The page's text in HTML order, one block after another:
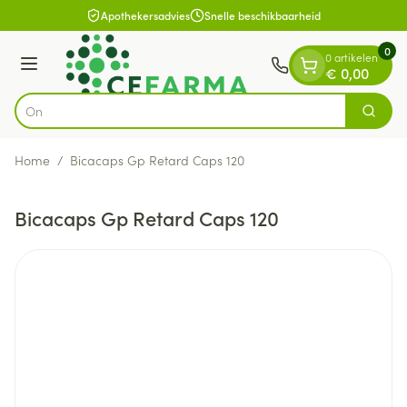
Ga naar de inhoudApothekersadvies Snelle beschikbaarheid
Menu
Product, merk, categorie... Zoek
0 artikelen
€ 0,00
0
Home / Bicacaps Gp Retard Caps 120
Bicacaps Gp Retard Caps 120